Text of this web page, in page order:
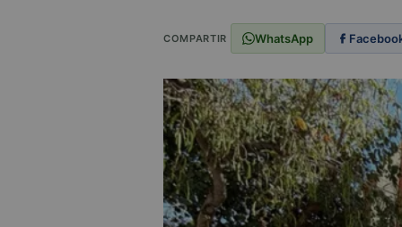
COMPARTIR WhatsApp